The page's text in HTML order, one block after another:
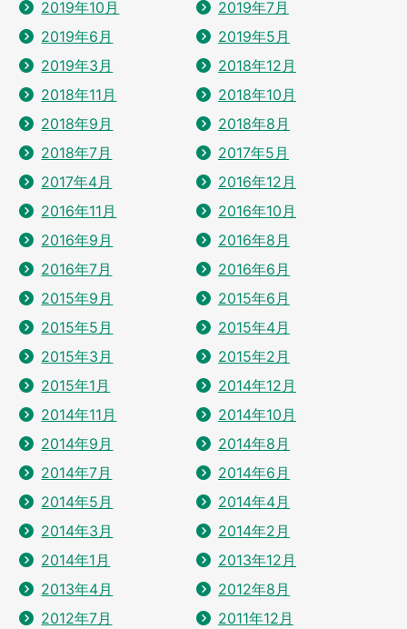
2019年10月
2019年7月
2019年6月
2019年5月
2019年3月
2018年12月
2018年11月
2018年10月
2018年9月
2018年8月
2018年7月
2017年5月
2017年4月
2016年12月
2016年11月
2016年10月
2016年9月
2016年8月
2016年7月
2016年6月
2015年9月
2015年6月
2015年5月
2015年4月
2015年3月
2015年2月
2015年1月
2014年12月
2014年11月
2014年10月
2014年9月
2014年8月
2014年7月
2014年6月
2014年5月
2014年4月
2014年3月
2014年2月
2014年1月
2013年12月
2013年4月
2012年8月
2012年7月
2011年12月